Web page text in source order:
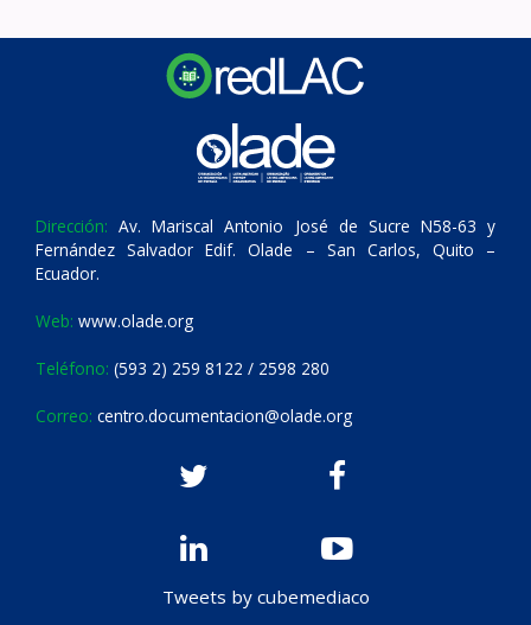
Dirección: Av. Mariscal Antonio José de Sucre N58-63 y
Fernández Salvador Edif. Olade – San Carlos, Quito –
Ecuador.
Web: www.olade.org
Teléfono: (593 2) 259 8122 / 2598 280
Correo: centro.documentacion@olade.org
Tweets by cubemediaco